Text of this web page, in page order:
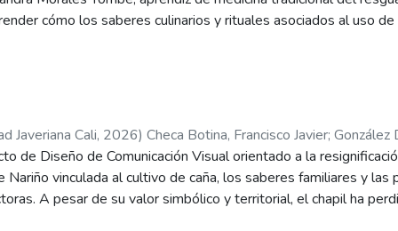
la región.
cómo los saberes culinarios y rituales asociados al uso de
como mecanismos de cohesión cultural en un contexto de
Los resultados muestran que la alimentación Misak no
espiritualidad y reciprocidad comunitaria. Asimismo,
a través de las mujeres y los mayores, sostiene la
Javeriana Cali, 2026) Checa Botina, Francisco Javier; González
de Diseño de Comunicación Visual orientado a la
vinculada al cultivo de caña, los saberes familiares y las
A pesar de su valor simbólico y territorial, el chapil ha
de Pasto, quienes suelen relacionarse con esta bebida desde